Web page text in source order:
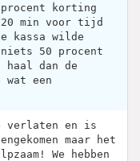
korting
min voor tijd
kassa wilde
50 procent
dan de
wat een
verlaten en is
maar het
We hebben